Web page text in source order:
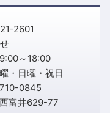
～18:00
・日曜・祝日
710-0845
富井629-77